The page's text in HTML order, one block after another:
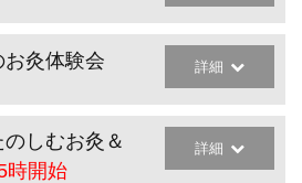
灸体験会 詳細
しむお灸＆
時開始
詳細